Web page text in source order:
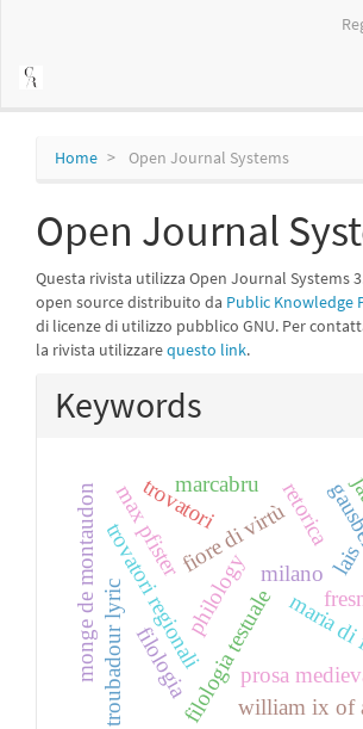
Home Open Journal Systems
Open Journal
Questa rivista utilizza Open Journal Systems
open source distribuito da Public Knowledge
di licenze di utilizzo pubblico GNU. Per
la rivista utilizzarequesto link.
Keywords
fiore di virtù
filologia testuale
prosa
lais
maria
retorica
trovatori regionali
monge de montaudonmax pfister
filologia
philology
trovatori
william ix of
marcabru
milano
troubadour lyric